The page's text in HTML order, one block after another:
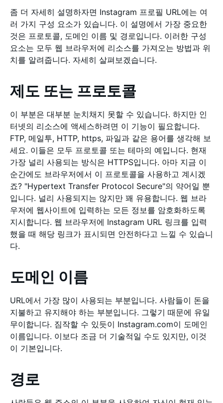
좀 더 자세히 설명하자면 Instagram 프로필 URL에는 여
러 가지 구성 요소가 있습니다. 이 설명에서 가장 중요한
것은 프로토콜, 도메인 이름 및 경로입니다. 이러한 구성
요소는 모두 웹 브라우저에 리소스를 가져오는 방법과 위
치를 알려줍니다. 자세히 살펴보겠습니다.
제도 또는 프로토콜
이 부분은 대부분 눈치채지 못할 수 있습니다. 하지만 인
터넷의 리소스에 액세스하려면 이 기능이 필요합니다.
FTP, 메일투, HTTP, https, 파일과 같은 용어를 생각해 보
세요. 이들은 모두 프로토콜 또는 테마의 예입니다. 현재
가장 널리 사용되는 방식은 HTTPS입니다. 아마 지금 이
순간에도 브라우저에서 이 프로토콜을 사용하고 계시겠
죠? "Hypertext Transfer Protocol Secure"의 약어일 뿐
입니다. 널리 사용되지는 않지만 꽤 유용합니다. 웹 브라
우저에 웹사이트에 입력하는 모든 정보를 암호화하도록
지시합니다. 웹 브라우저에 Instagram URL 링크를 입력
했을 때 해당 링크가 표시되면 안전하다고 느낄 수 있습니
다.
도메인 이름
URL에서 가장 많이 사용되는 부분입니다. 사람들이 돈을
지불하고 유지해야 하는 부분입니다. 그렇기 때문에 유일
무이합니다. 짐작할 수 있듯이 Instagram.com이 도메인
이름입니다. 이보다 조금 더 기술적일 수도 있지만, 이것
이 기본입니다.
경로